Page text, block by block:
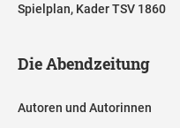
Spielplan, Kader TSV 1860
Die Abendzeitung
Autoren und Autorinnen